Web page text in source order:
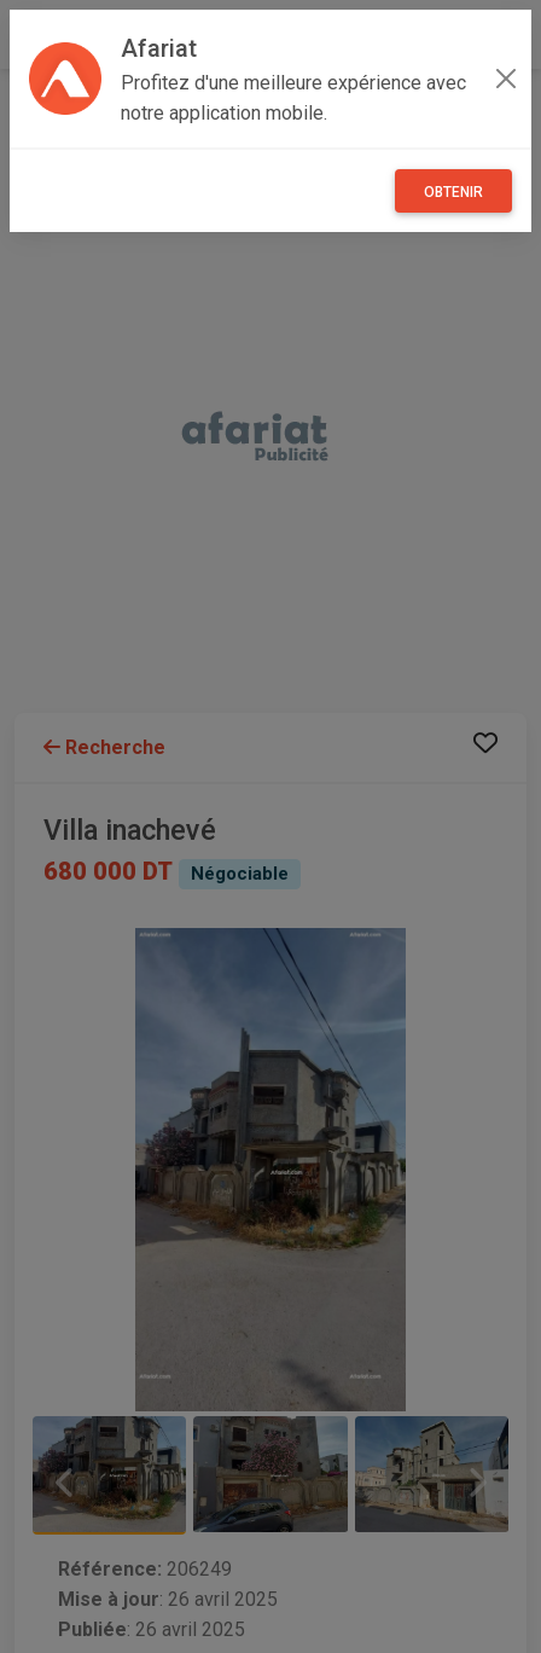
Afariat
Profitez d'une meilleure expérience avec
notre application mobile.
OBTENIR
Accueil Immobilier Grand Tunis
Recherche
Villa inachevé
680 000 DT Négociable
Référence: 206249
Mise à jour: 26 avril 2025
Publiée: 26 avril 2025